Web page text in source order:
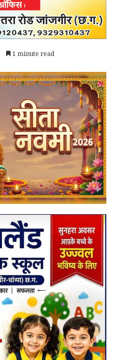
1 minute read